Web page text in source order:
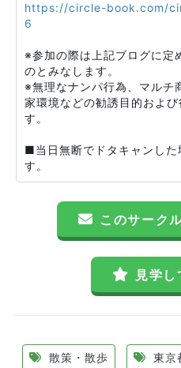
https://circle-book.com/
6
※参加の際は上記ブログに定
のとみなします。
※無理なナンパ行為、マルチ
家環境などの勧誘目的およ
す。
■当日無断でドタキャンした
す。
このサーク
見学し
散策・散歩 東京